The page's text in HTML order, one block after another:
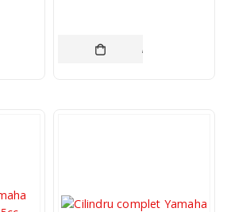
ADAUGĂ ÎN COȘ